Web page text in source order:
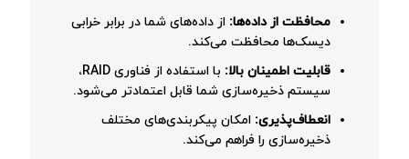
محافظت از داده‌ها: از داده‌های شما در برابر خرابی
دیسک‌ها محافظت می‌کند.
قابلیت اطمینان بالا:
با استفاده از فناوری RAID،
سیستم ذخیره‌سازی شما قابل اعتمادتر می‌شود.
انعطاف‌پذیری: امکان پیکربندی‌های مختلف
ذخیره‌سازی را فراهم می‌کند.